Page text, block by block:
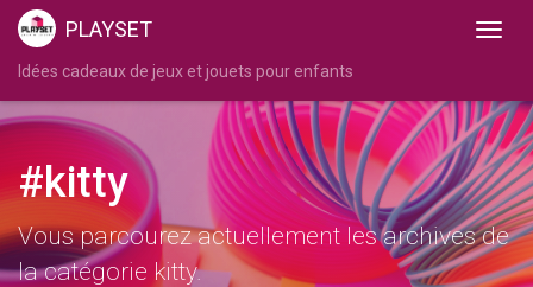
PLAYSET
Idées cadeaux de jeux et jouets pour enfants
#kitty
Vous parcourez actuellement les archives de
la catégorie kitty.